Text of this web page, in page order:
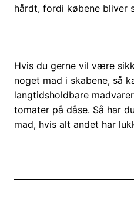
hårdt, fordi købene bliver
Hvis du gerne vil være
noget mad i skabene, så
langtidsholdbare
tomater på dåse. Så har
mad, hvis alt andet har